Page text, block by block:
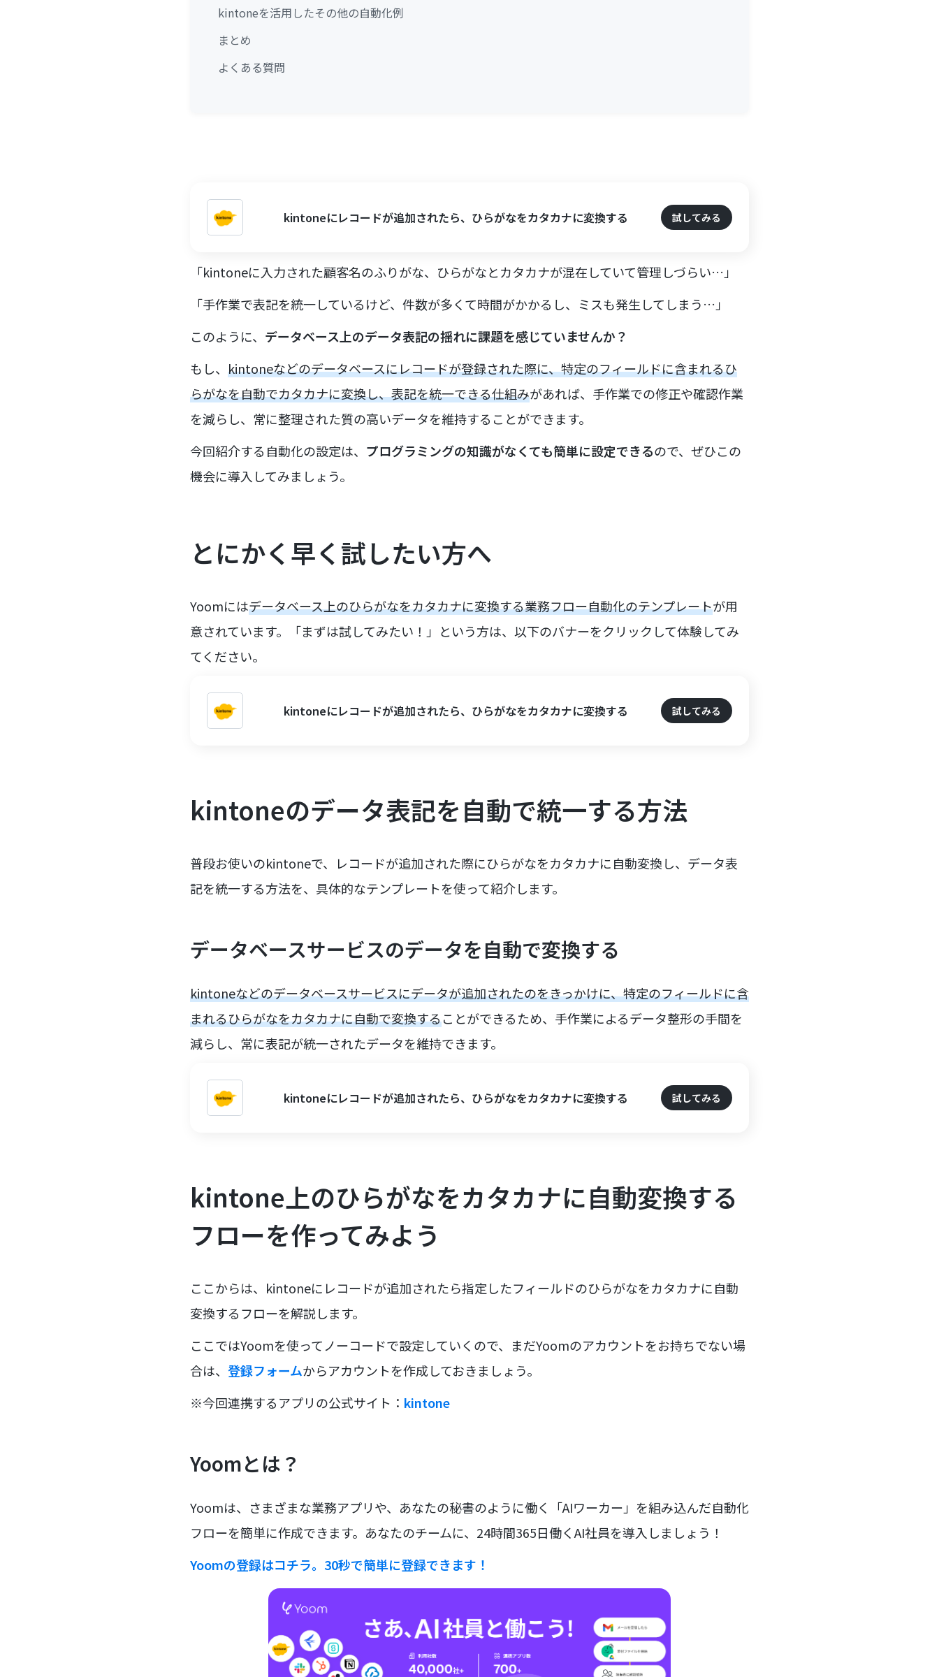
kintoneを活用したその他の自動化例
まとめ
よくある質問
kintoneにレコードが追加されたら、ひらがなをカタカナに変換する 試してみる
「kintoneに入力された顧客名のふりがな、ひらがなとカタカナが混在していて管理しづらい…」
「手作業で表記を統一しているけど、件数が多くて時間がかかるし、ミスも発生してしまう…」
このように、 データベース上のデータ表記の揺れに課題を感じていませんか？
もし、 kintoneなどのデータベースにレコードが登録された際に、特定のフィールドに含まれるひ
らがなを自動でカタカナに変換し、表記を統一できる仕組みがあれば、手作業での修正や確認作業
を減らし、常に整理された質の高いデータを維持することができます。
今回紹介する自動化の設定は、 プログラミングの知識がなくても簡単に設定できるので、ぜひこの
機会に導入してみましょう。
とにかく早く試したい方へ
Yoomにはデータベース上のひらがなをカタカナに変換する業務フロー自動化のテンプレートが用
意されています。「まずは試してみたい！」という方は、以下のバナーをクリックして体験してみ
てください。
kintoneにレコードが追加されたら、ひらがなをカタカナに変換する 試してみる
kintoneのデータ表記を自動で統一する方法
普段お使いのkintoneで、レコードが追加された際にひらがなをカタカナに自動変換し、データ表
記を統一する方法を、具体的なテンプレートを使って紹介します。
データベースサービスのデータを自動で変換する
kintoneなどのデータベースサービスにデータが追加されたのをきっかけに、特定のフィールドに含
まれるひらがなをカタカナに自動で変換することができるため、手作業によるデータ整形の手間を
減らし、常に表記が統一されたデータを維持できます。
kintoneにレコードが追加されたら、ひらがなをカタカナに変換する 試してみる
kintone上のひらがなをカタカナに自動変換する
フローを作ってみよう
ここからは、kintoneにレコードが追加されたら指定したフィールドのひらがなをカタカナに自動
変換するフローを解説します。
ここではYoomを使ってノーコードで設定していくので、まだYoomのアカウントをお持ちでない場
合は、 登録フォームからアカウントを作成しておきましょう。
※今回連携するアプリの公式サイト： kintone
Yoomとは？
Yoomは、さまざまな業務アプリや、あなたの秘書のように働く「AIワーカー」を組み込んだ自動化
フローを簡単に作成できます。あなたのチームに、24時間365日働くAI社員を導入しましょう！
Yoomの登録はコチラ。30秒で簡単に登録できます！